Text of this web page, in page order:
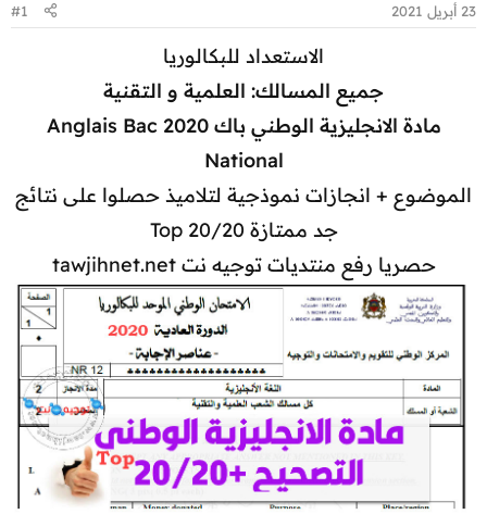
23 أبريل 2021 #1
الاستعداد للبكالوريا
جميع المسالك: العلمية و التقنية
مادة الانجليزية الوطني باك 2020 Anglais Bac
National
الموضوع + انجازات نموذجية لتلاميذ حصلوا على نتائج
جد ممتازة 20/20 Top
حصريا رفع منتديات توجيه نت tawjihnet.net